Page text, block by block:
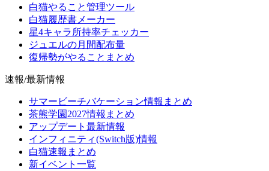
白猫やること管理ツール
白猫履歴書メーカー
星4キャラ所持率チェッカー
ジュエルの月間配布量
復帰勢がやることまとめ
速報/最新情報
サマービーチバケーション情報まとめ
茶熊学園2027情報まとめ
アップデート最新情報
インフィニティ(Switch版)情報
白猫速報まとめ
新イベント一覧